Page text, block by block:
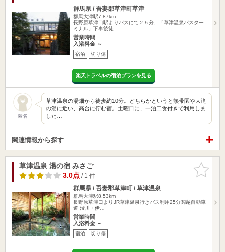
群馬県 / 吾妻郡草津町草津
群馬大津駅7.87km
長野原草津口駅よりバスにて２５分、「草津温泉バスター
ミナル」下車後徒…
営業時間
入浴料金 ～
宿泊 切り傷
楽天トラベルの宿泊プランを見る
匿名
草津温泉の湯畑から徒歩約10分。どちらかというと熱帯園や大滝
の湯に近い、高台に佇む宿。土曜日に、一泊二食付きで利用しま
した…
関連情報から探す
お気に入
りに追加
草津温泉 湯の宿 みさご
3.0点/ 1 件
群馬県 / 吾妻郡草津町 / 草津温泉
群馬大津駅8.53km
長野原草津口よりJR草津温泉行きバス利用25分関越自動車
道 渋川・伊…
営業時間
入浴料金 ～
宿泊 切り傷